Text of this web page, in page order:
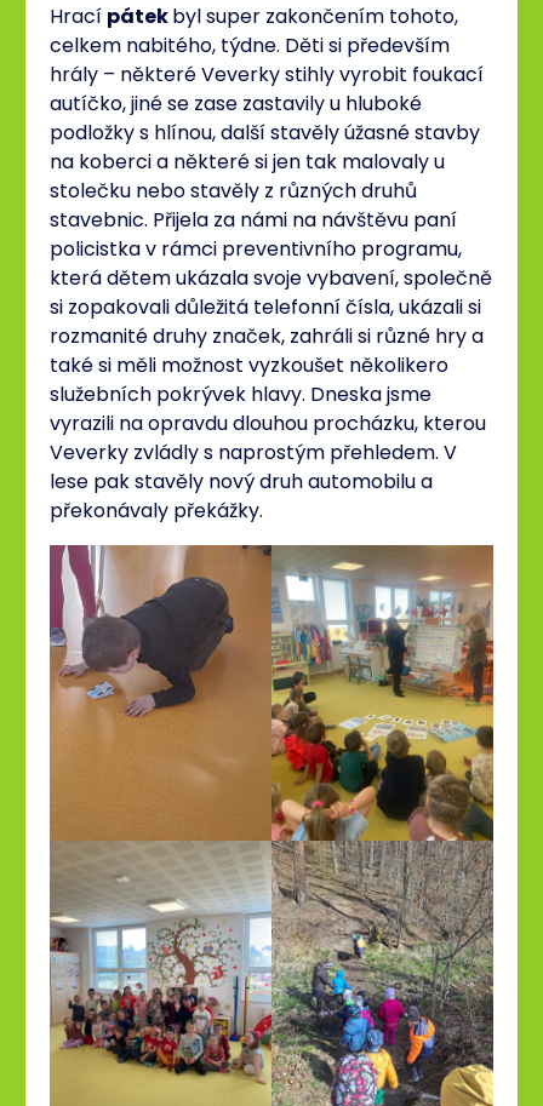
Hrací pátekbyl super zakončením tohoto,
celkem nabitého, týdne. Děti si především
hrály – některé Veverky stihly vyrobit foukací
autíčko, jiné se zase zastavily u hluboké
podložky s hlínou, další stavěly úžasné stavby
na koberci a některé si jen tak malovaly u
stolečku nebo stavěly z různých druhů
stavebnic. Přijela za námi na návštěvu paní
policistka v rámci preventivního programu,
která dětem ukázala svoje vybavení, společně
si zopakovali důležitá telefonní čísla, ukázali si
rozmanité druhy značek, zahráli si různé hry a
také si měli možnost vyzkoušet několikero
služebních pokrývek hlavy. Dneska jsme
vyrazili na opravdu dlouhou procházku, kterou
Veverky zvládly s naprostým přehledem. V
lese pak stavěly nový druh automobilu a
překonávaly překážky.